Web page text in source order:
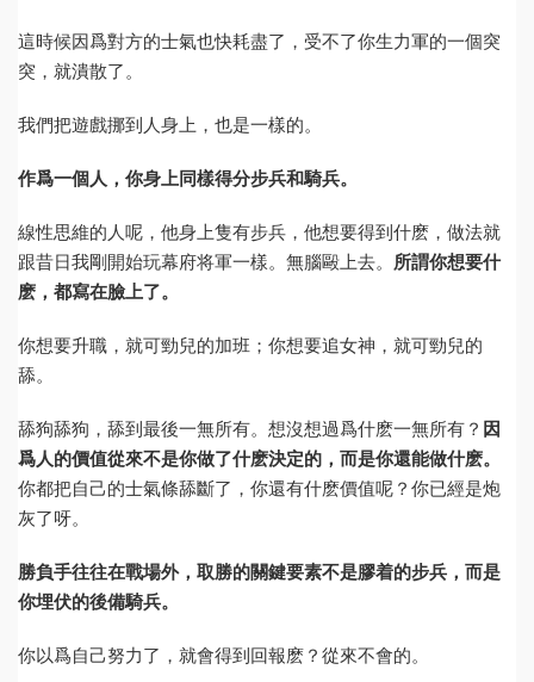
這時候因爲對方的士氣也快耗盡了，受不了你生力軍的一個突
突，就潰散了。
我們把遊戲挪到人身上，也是一樣的。
作爲一個人，你身上同樣得分步兵和騎兵。
線性思維的人呢，他身上隻有步兵，他想要得到什麽，做法就
跟昔日我剛開始玩幕府将軍一樣。無腦毆上去。 所謂你想要什
麽，都寫在臉上了。
你想要升職，就可勁兒的加班；你想要追女神，就可勁兒的
舔。
舔狗舔狗，舔到最後一無所有。想沒想過爲什麽一無所有？ 因
爲人的價值從來不是你做了什麽決定的，而是你還能做什麽。
你都把自己的士氣條舔斷了，你還有什麽價值呢？你已經是炮
灰了呀。
勝負手往往在戰場外，取勝的關鍵要素不是膠着的步兵，而是
你埋伏的後備騎兵。
你以爲自己努力了，就會得到回報麽？從來不會的。